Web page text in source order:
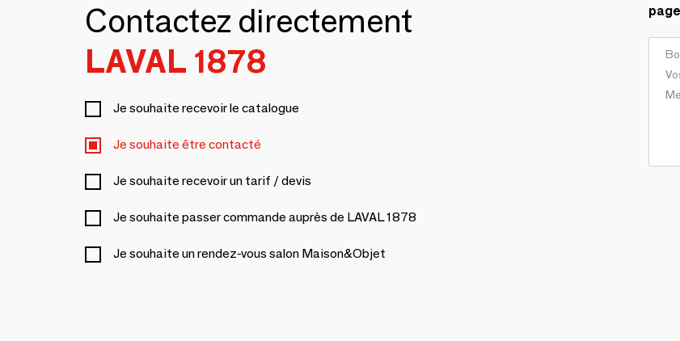
Contactez directement
LAVAL 1878
Je souhaite recevoir le catalogue
Je souhaite être contacté
Je souhaite recevoir un tarif / devis
Je souhaite passer commande auprès de LAVAL 1878
Je souhaite un rendez-vous salon Maison&Objet